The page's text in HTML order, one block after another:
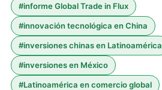
#informe Global Trade in Flux
#innovación tecnológica en China
#inversiones chinas en Latinoamérica
#inversiones en México
#Latinoamérica en comercio global